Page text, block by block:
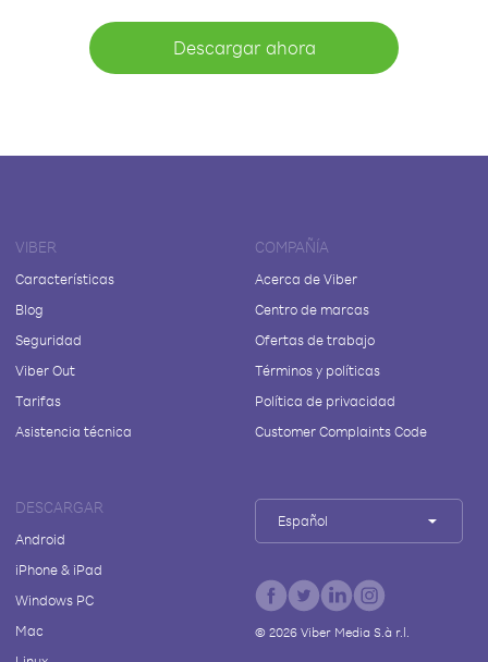
Descargar ahora
VIBER
Características
Blog
Seguridad
Viber Out
Tarifas
Asistencia técnica
COMPAÑÍA
Acerca de Viber
Centro de marcas
Ofertas de trabajo
Términos y políticas
Política de privacidad
Customer Complaints Code
DESCARGAR
Android
iPhone & iPad
Windows PC
Mac
Español
© 2026Viber Media S.à r.l.